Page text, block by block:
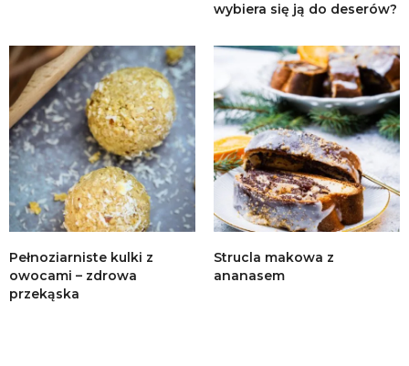
wybiera się ją do deserów?
Pełnoziarniste kulki z
owocami – zdrowa
przekąska
Strucla makowa z
ananasem